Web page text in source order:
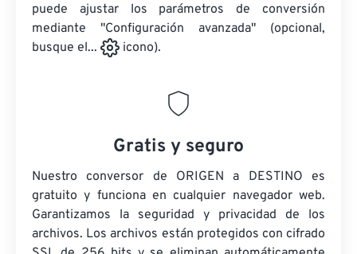
puede ajustar los parámetros de conversión
mediante "Configuración avanzada" (opcional,
busque el...
icono).
Gratis y seguro
Nuestro conversor de ORIGEN a DESTINO es
gratuito y funciona en cualquier navegador web.
Garantizamos la seguridad y privacidad de los
archivos. Los archivos están protegidos con cifrado